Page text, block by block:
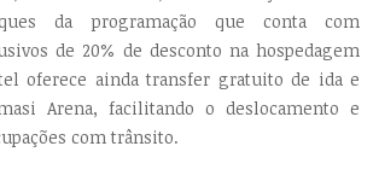
da programação que conta com
de 20% de desconto na hospedagem
oferece ainda transfer gratuito de ida e
Arena, facilitando o deslocamento e
com trânsito.